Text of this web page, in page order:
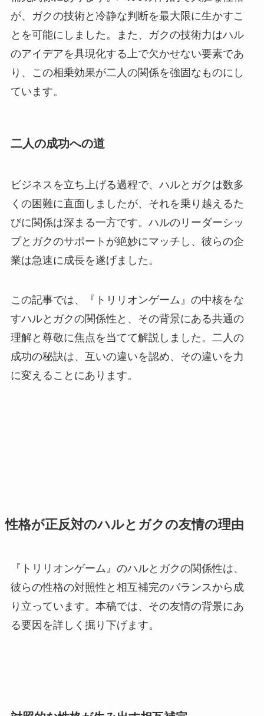
が、ガクの技術と冷静な判断を最大限に生かすこ
とを可能にしました。また、ガクの技術力はハル
のアイデアを具現化する上で欠かせない要素であ
り、この相乗効果が二人の関係を強固なものにし
ています。
二人の成功への道
ビジネスを立ち上げる過程で、ハルとガクは数多
くの困難に直面しましたが、それを乗り越えるた
びに関係は深まる一方です。ハルのリーダーシッ
プとガクのサポートが絶妙にマッチし、彼らの企
業は急速に成長を遂げました。
この記事では、『トリリオンゲーム』の中核をな
すハルとガクの関係性と、その背景にある共通の
理解と尊敬に焦点を当てて解説しました。二人の
成功の秘訣は、互いの違いを認め、その違いを力
に変えることにあります。
性格が正反対のハルとガクの友情の理由
『トリリオンゲーム』のハルとガクの関係性は、
彼らの性格の対照性と相互補完のバランスから成
り立っています。本稿では、その友情の背景にあ
る要因を詳しく掘り下げます。